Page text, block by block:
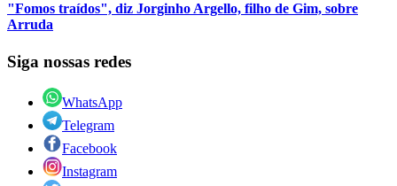
"Fomos traídos", diz Jorginho Argello, filho de Gim, sobre
Arruda
Siga nossas redes
WhatsApp
Telegram
Facebook
Instagram